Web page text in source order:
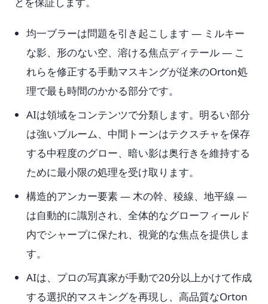
均一ブラーは問題を引き起こします — ミルキー
な影、形のない空、溶ける焦点ディテール — こ
れらを修正する手動マスキングが従来のOrton処
理で最も時間のかかる部分です。
AIは領域をコンテンツで分類します。明るい部分
は強いブルーム、中間トーンはテクスチャを保存
する中程度のグロー、暗い影は奥行きを維持する
ために最小限の処理を受け取ります。
構造的アンカー要素 — 木の幹、稜線、地平線 —
は自動的に識別され、全体的なグローフィールド
内でシャープに保たれ、視覚的な焦点を提供しま
す。
AIは、プロの写真家が手動で20分以上かけて作成
する選択的マスキングを再現し、高品質なOrton